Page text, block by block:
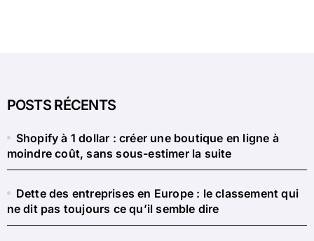
POSTS RÉCENTS
Shopify à 1 dollar : créer une boutique en ligne à
moindre coût, sans sous-estimer la suite
Dette des entreprises en Europe : le classement qui
ne dit pas toujours ce qu’il semble dire